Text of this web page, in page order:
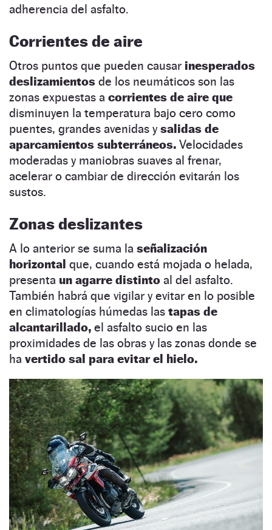
adherencia del asfalto.
Corrientes de aire
Otros puntos que pueden causar inesperados
deslizamientos de los neumáticos son las
zonas expuestas a corrientes de aire que
disminuyen la temperatura bajo cero como
puentes, grandes avenidas ysalidas de
aparcamientos subterráneos. Velocidades
moderadas y maniobras suaves al frenar,
acelerar o cambiar de dirección evitarán los
sustos.
Zonas deslizantes
A lo anterior se suma la señalización
horizontal que, cuando está mojada o helada,
presenta un agarre distinto al del asfalto.
También habrá que vigilar y evitar en lo posible
en climatologías húmedas las tapas de
alcantarillado, el asfalto sucio en las
proximidades de las obras y las zonas donde se
ha vertido sal para evitar el hielo.